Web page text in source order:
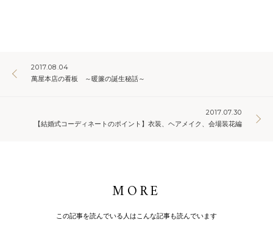
2017.08.04
萬屋本店の看板 ～暖簾の誕生秘話～
2017.07.30
【結婚式コーディネートのポイント】衣装、ヘアメイク、会場装花編
MORE
この記事を読んでいる人はこんな記事も読んでいます